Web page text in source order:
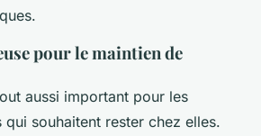
pour le maintien de
aussi important pour les
qui souhaitent rester chez elles.